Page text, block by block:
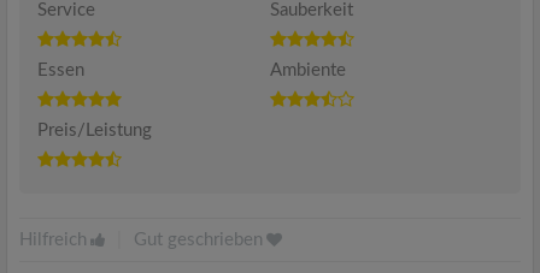
Service
Sauberkeit
Essen Ambiente
Preis/Leistung
Hilfreich Gut geschrieben